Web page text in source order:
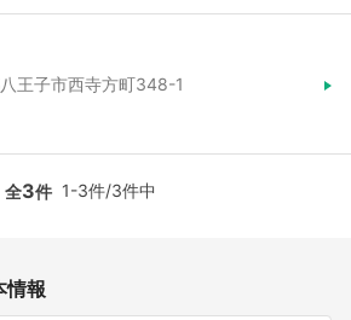
王子市西寺方町348-1
全3件 1-3件/3件中
情報